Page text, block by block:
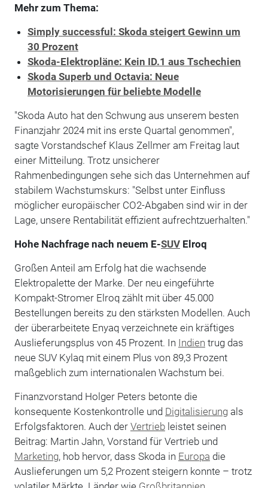
Mehr zum Thema:
Simply successful: Skoda steigert Gewinn um
30 Prozent
Skoda-Elektropläne: Kein ID.1 aus Tschechien
Skoda Superb und Octavia: Neue
Motorisierungen für beliebte Modelle
"Skoda Auto hat den Schwung aus unserem besten
Finanzjahr 2024 mit ins erste Quartal genommen",
sagte Vorstandschef Klaus Zellmer am Freitag laut
einer Mitteilung. Trotz unsicherer
Rahmenbedingungen sehe sich das Unternehmen auf
stabilem Wachstumskurs: "Selbst unter Einfluss
möglicher europäischer CO2-Abgaben sind wir in der
Lage, unsere Rentabilität effizient aufrechtzuerhalten."
Hohe Nachfrage nach neuem E-SUVElroq
Großen Anteil am Erfolg hat die wachsende
Elektropalette der Marke. Der neu eingeführte
Kompakt-Stromer Elroq zählt mit über 45.000
Bestellungen bereits zu den stärksten Modellen. Auch
der überarbeitete Enyaq verzeichnete ein kräftiges
Auslieferungsplus von 45 Prozent. In Indien trug das
neue SUV Kylaq mit einem Plus von 89,3 Prozent
maßgeblich zum internationalen Wachstum bei.
Finanzvorstand Holger Peters betonte die
konsequente Kostenkontrolle und Digitalisierungals
Erfolgsfaktoren. Auch der Vertriebleistet seinen
Beitrag: Martin Jahn, Vorstand für Vertrieb und
Marketing, hob hervor, dass Skoda in Europa die
Auslieferungen um 5,2 Prozent steigern konnte – trotz